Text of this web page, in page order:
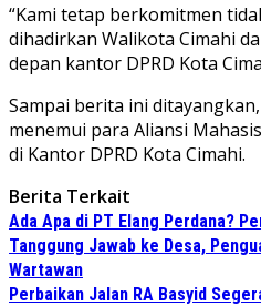
“Kami tetap berkomitmen
dihadirkan Walikota Cimahi
depan kantor DPRD Kota
Sampai berita ini
menemui para Aliansi
di Kantor DPRD Kota Cimahi.
Berita Terkait
Ada Apa di PT Elang Perdana?
Tanggung Jawab ke Desa,
Wartawan
Perbaikan Jalan RA Basyid